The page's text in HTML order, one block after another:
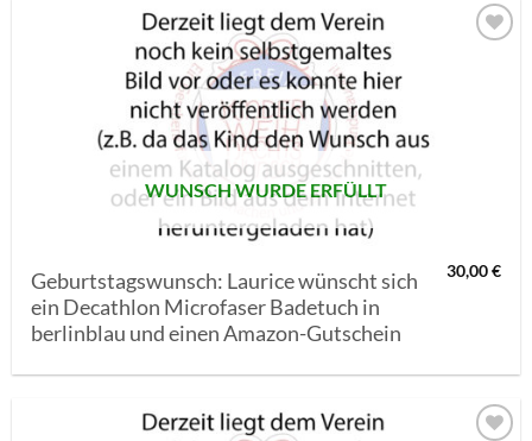
WUNSCH WURDE ERFÜLLT
Geburtstagswunsch: Laurice wünscht sich
ein Decathlon Microfaser Badetuch in
berlinblau und einen Amazon-Gutschein
30,00€